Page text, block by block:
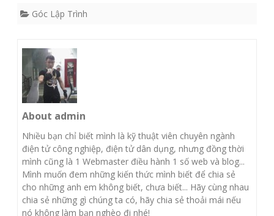
Góc Lập Trình
About admin
Nhiều bạn chỉ biết mình là kỹ thuật viên chuyên ngành
điện tử công nghiệp, điện tử dân dụng, nhưng đồng thời
mình cũng là 1 Webmaster điều hành 1 số web và blog...
Mình muốn đem những kiến thức mình biết để chia sẻ
cho những anh em không biết, chưa biết... Hãy cùng nhau
chia sẻ những gì chúng ta có, hãy chia sẻ thoải mái nếu
nó không làm bạn nghèo đi nhé!